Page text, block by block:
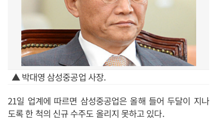
▲ 박대영 삼성중공업 사장.
21일 업계에 따르면 삼성중공업은 올해 들어 두달이 지나
도록 한 척의 신규 수주도 올리지 못하고 있다.